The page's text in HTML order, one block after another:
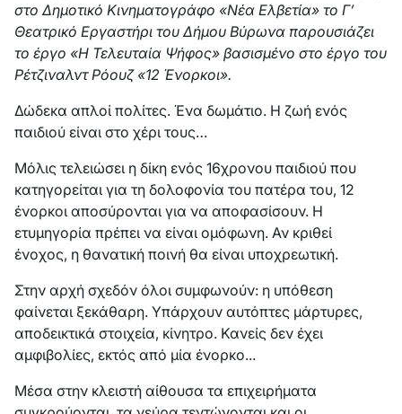
στο Δημοτικό Κινηματογράφο «Νέα Ελβετία» το Γ’
Θεατρικό Εργαστήρι του Δήμου Βύρωνα παρουσιάζει
το έργο «Η Τελευταία Ψήφος» βασισμένο στο έργο του
Ρέτζιναλντ Ρόουζ «12 Ένορκοι».
Δώδεκα απλοί πολίτες. Ένα δωμάτιο. Η ζωή ενός
παιδιού είναι στο χέρι τους…
Μόλις τελειώσει η δίκη ενός 16χρονου παιδιού που
κατηγορείται για τη δολοφονία του πατέρα του, 12
ένορκοι αποσύρονται για να αποφασίσουν. Η
ετυμηγορία πρέπει να είναι ομόφωνη. Αν κριθεί
ένοχος, η θανατική ποινή θα είναι υποχρεωτική.
Στην αρχή σχεδόν όλοι συμφωνούν: η υπόθεση
φαίνεται ξεκάθαρη. Υπάρχουν αυτόπτες μάρτυρες,
αποδεικτικά στοιχεία, κίνητρο. Κανείς δεν έχει
αμφιβολίες, εκτός από μία ένορκο...
Μέσα στην κλειστή αίθουσα τα επιχειρήματα